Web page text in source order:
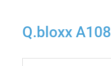
Q.bloxx A108